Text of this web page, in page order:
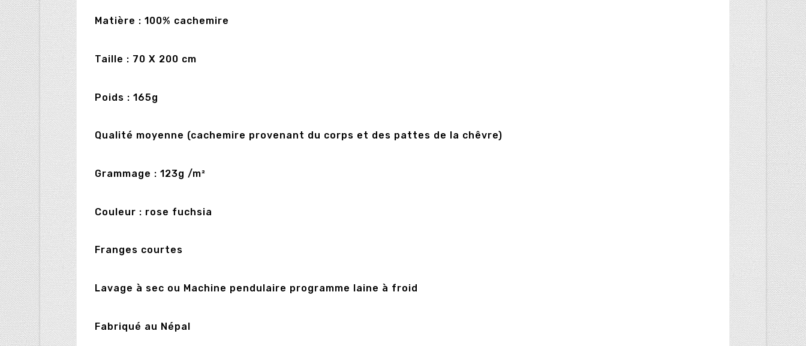
Matière : 100% cachemire
Taille : 70 X 200 cm
Poids : 165g
Qualité moyenne (cachemire provenant du corps et des pattes de la chêvre)
Grammage : 123g /m²
Couleur : rose fuchsia
Franges courtes
Lavage à sec ou Machine pendulaire programme laine à froid
Fabriqué au Népal